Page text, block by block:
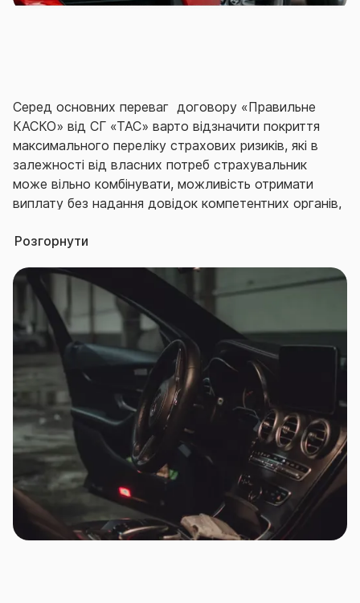
Серед основних переваг договору «Правильне
КАСКО» від СГ «ТАС» варто відзначити покриття
максимального переліку страхових ризиків, які в
залежності від власних потреб страхувальник
може вільно комбінувати, можливість отримати
виплату без надання довідок компетентних органів,
страхову суму, якісне сервісне обслуговування, що
авто, евакуатор тощо, та оптимальні строки виплат
страхових відшкодувань.
Розгорнути